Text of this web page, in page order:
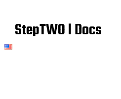
StepTWO l Docs